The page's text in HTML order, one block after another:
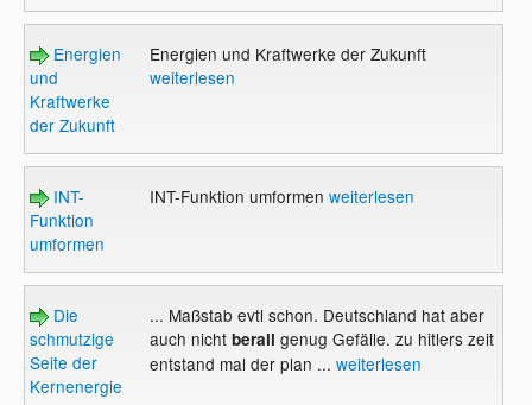
Energien
und
Kraftwerke
der Zukunft
Energien und Kraftwerke der Zukunft
weiterlesen
INT-
Funktion
umformen
INT-Funktion umformen weiterlesen
Die
schmutzige
Seite der
Kernenergie
... Maßstab evtl schon. Deutschland hat aber
auch nicht berall genug Gefälle. zu hitlers zeit
entstand mal der plan ... weiterlesen